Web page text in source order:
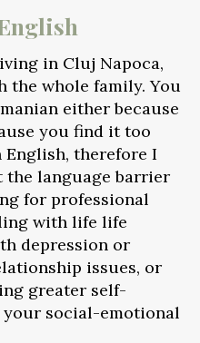
in Cluj Napoca,
the whole family. You
either because
you find it too
therefore I
the language barrier
for professional
with life life
depression or
issues, or
greater self-
social-emotional